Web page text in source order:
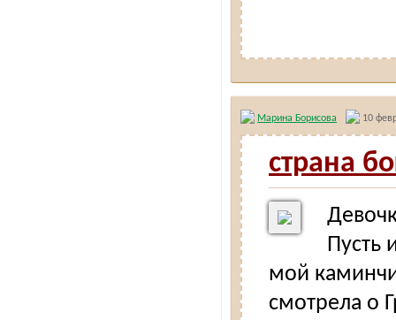
Марина Борисова 10
страна
Пусть
мой
смотрела о